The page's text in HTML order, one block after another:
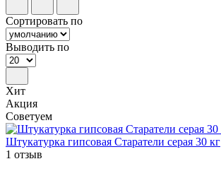
Сортировать по
Выводить по
Хит
Акция
Советуем
Штукатурка гипсовая Старатели серая 30 кг
1 отзыв